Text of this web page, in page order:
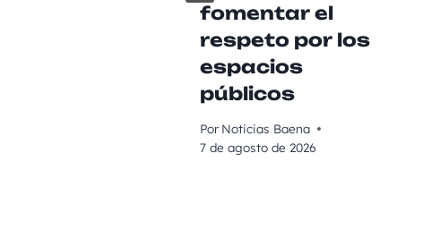
fomentar el
respeto por los
espacios
públicos
Por Noticias Baena
7 de agosto de 2026